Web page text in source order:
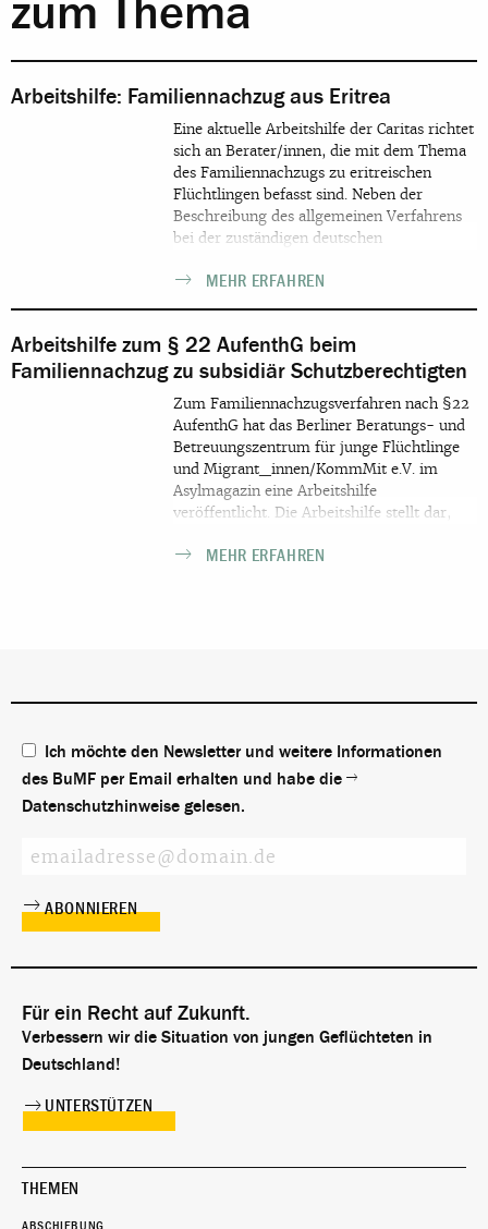
zum Thema
Arbeitshilfe: Familiennachzug aus Eritrea
Eine aktuelle Arbeitshilfe der Caritas richtet
sich an Berater/innen, die mit dem Thema
des Familiennachzugs zu eritreischen
Flüchtlingen befasst sind. Neben der
Beschreibung des allgemeinen Verfahrens
bei der zuständigen deutschen
die Praxis aufgeführt. Außerdem werden
sind. Hierzu zählen insbesondere die
Anforungen bei der Beschaffung von
Arbeitshilfe geht dabei auch auf die Frage
ein, inwieweit es Flüchtlingen zumutbar ist,
entsprechende Dokumente oder Nachweise
vorzulegen.
MEHR ERFAHREN
Arbeitshilfe zum § 22 AufenthG beim
Familiennachzug zu subsidiär Schutzberechtigten
Zum Familiennachzugsverfahren nach §22
AufenthG hat das Berliner Beratungs- und
Betreuungszentrum für junge Flüchtlinge
und Migrant_innen/KommMit e.V. im
Asylmagazin eine Arbeitshilfe
veröffentlicht. Die Arbeitshilfe stellt dar,
Familienzusammenführung in derartigen
Familiennachzug zusammengetragen
MEHR ERFAHREN
Ich möchte den Newsletter und weitere Informationen
des BuMF per Email erhalten und habe die
Datenschutzhinweise gelesen.
Für ein Recht auf Zukunft.
Verbessern wir die Situation von jungen Geflüchteten in
Deutschland!
UNTERSTÜTZEN
THEMEN